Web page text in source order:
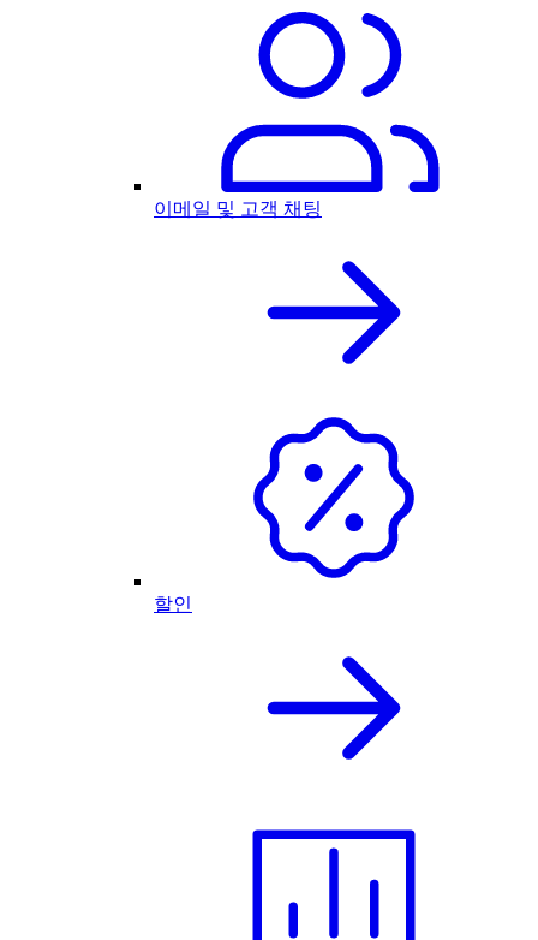
이메일 및 고객 채팅
할인